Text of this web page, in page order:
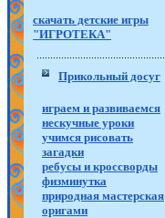
скачать детские игры
"ИГРОТЕКА"
Прикольный досуг
играем и развиваемся
нескучные уроки
учимся рисовать
загадки
ребусы и кроссворды
физминутка
природная мастерская
оригами